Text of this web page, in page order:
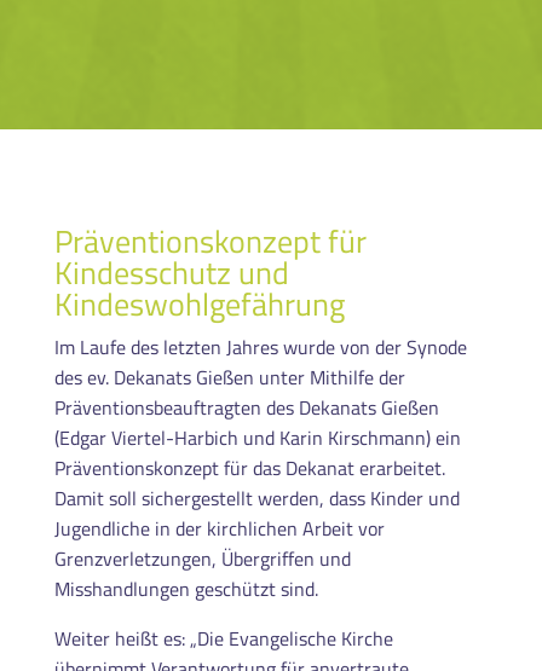
Präventionskonzept für
Kindesschutz und
Kindeswohlgefährung
Im Laufe des letzten Jahres wurde von der Synode
des ev. Dekanats Gießen unter Mithilfe der
Präventionsbeauftragten des Dekanats Gießen
(Edgar Viertel-Harbich und Karin Kirschmann) ein
Präventionskonzept für das Dekanat erarbeitet.
Damit soll sichergestellt werden, dass Kinder und
Jugendliche in der kirchlichen Arbeit vor
Grenzverletzungen, Übergriffen und
Misshandlungen geschützt sind.
Weiter heißt es: „Die Evangelische Kirche